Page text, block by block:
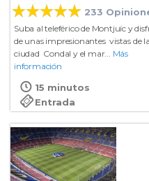
233
Suba al teleférico de Montjuïc y
de unas impresionantes vistas de la
ciudad Condal y el mar... Más
información
15 minutos
Entrada